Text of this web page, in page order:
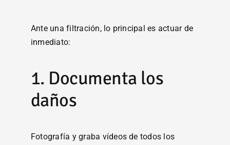
Ante una filtración, lo principal es actuar de
inmediato:
1. Documenta los
daños
Fotografía y graba vídeos de todos los